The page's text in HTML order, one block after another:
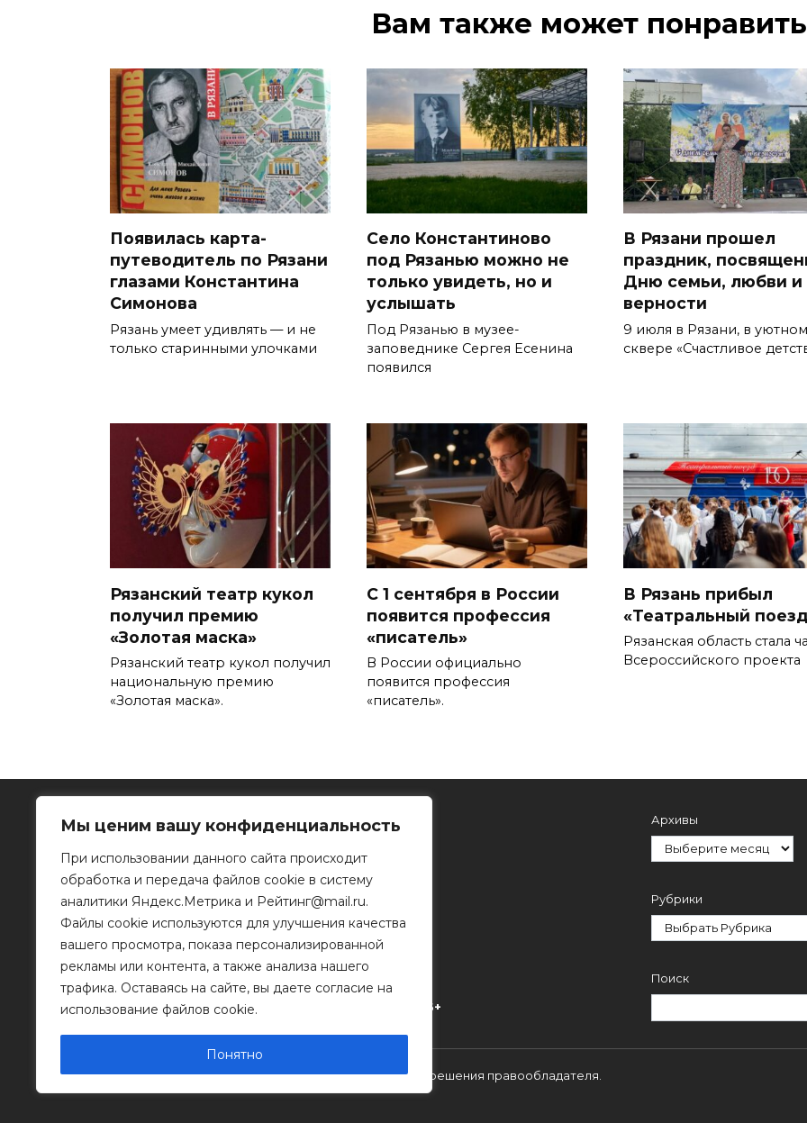
Мы ценим вашу конфиденциальность
При использовании данного сайта происходит
обработка и передача файлов cookie в систему
аналитики Яндекс.Метрика и Рейтинг@mail.ru.
Файлы cookie используются для улучшения качества
вашего просмотра, показа персонализированной
рекламы или контента, а также анализа нашего
трафика. Оставаясь на сайте, вы даете согласие на
использование файлов cookie.
Понятно
Вам также может
Появилась карта-
путеводитель по Рязани
глазами Константина
Симонова
Рязань умеет удивлять — и не
только старинными улочками
Село Константиново
под Рязанью можно не
только увидеть, но и
услышать
Под Рязанью в музее-
заповеднике Сергея Есенина
появился
В Рязани прошел
праздник,
Дню семьи, любви и
верности
9 июля в Рязани, в уютном
сквере «Счастливое
Рязанский театр кукол
получил премию
«Золотая маска»
Рязанский театр кукол получил
национальную премию
«Золотая маска».
С 1 сентября в России
появится профессия
«писатель»
В России официально
появится профессия
«писатель».
В Рязань прибыл
«Театральный
Рязанская область стала
Всероссийского проекта
Рязанское информационное агентство
390023, г. Рязань, ул. Горького, д. 32
Телефон: 8 (4912) 46-34-04
Информационные материалы предоставлены
для размещения на сайте их правообладателями.
16+
Архивы
Рубрики
Поиск
© 2011 - 2026 Копирование информации только с разрешения правообладателя.